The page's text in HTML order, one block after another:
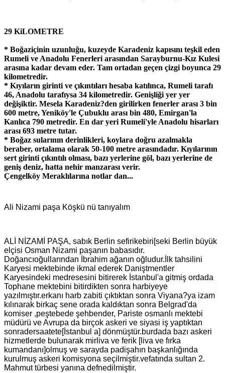
29 KiLOMETRE
* Boğaziçinin uzunluğu, kuzeyde Karadeniz kapısını teşkil eden
Rumeli ve Anadolu Fenerleri arasından Sarayburnu-Kız Kulesi
arasına kadar devam eder. Tam ortadan geçen çizgi boyunca 29
kilometredir.
* Kıyıların girinti ve çıkıntıları hesaba katılınca, Rumeli tarafı
46, Anadolu tarafıysa 34 kilometredir. Genişliği yer yer
değişiktir. Mesela Karadeniz?den girilirken fenerler arası 3 bin
600 metre, Yeniköy'le Çubuklu arası bin 480, Emirgan'la
Kanlıca 790 metredir. En dar yeri Rumeli'yle Anadolu hisarları
arası 693 metre tutar.
* Boğaz sularının derinlikleri, koylara doğru azalmakla
beraber, ortalama olarak 50-100 metre arasındadır. Kıyılarının
sert girinti çıkıntılı olması, bazı yerlerine göl, bazı yerlerine de
geniş deniz, hatta nehir manzarası verir.
Çengelköy Meraklılarına notlar dan...
Ali Nizami paşa Köşkü nü tanıyalım
ALİ NİZAMİ PAŞA, sabık Berlin sefirikebiri[seki Berlin büyük
elçisi Osman Nizami paşanın babasıdır.
Doğancıoğullarından İbrahim ağanın oğludur.İlk tahsilini
Karyesi mektebinde ikmal ederek Daniştmentler
Karyesindeki medresesini bitirerek İstanbul'a gitmiş ordada
Tophane mektebini bitirdikten sonra harbiyeye
yazılmıştır.erkanı harb zabiti çıktıktan sonra Viyana?ya izam
kılınarak birkaç sene orada kaldıktan sonra Belgrad'da
komiser ,peştebede şehbender, Pariste osmanlı mektebi
müdürü ve Avrupa da birçok askeri ve siyasi iş yaptıktan
sonradersaatete[İstanbul a] dönmüştür.burdada bazı askeri
hizmetlerde bulunarak mirliva ve ferik [liva ve fırka
kumandanı]olmuş ve sarayda padişahın başkanlığında
kurulmuş askeri komisyona seçilmiştir.vefatında sultan 2.
Mahmut türbesi yanına defnedilmiştir.